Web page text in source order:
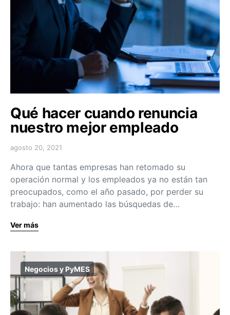
Qué hacer cuando renuncia
nuestro mejor empleado
agosto 20, 2021
Ahora que tantas empresas han retomado su
operación normal y los empleados ya no están tan
preocupados, como el año pasado, por perder su
trabajo: han aumentado las búsquedas de…
Ver más
Negocios y PyMES